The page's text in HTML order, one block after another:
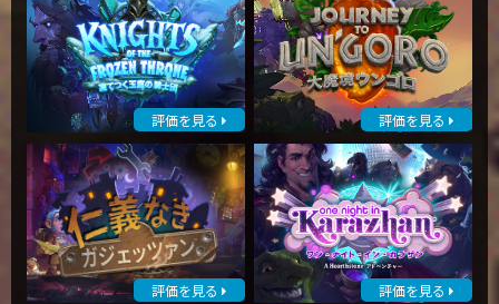
評価を見る 評価を見る
評価を見る 評価を見る